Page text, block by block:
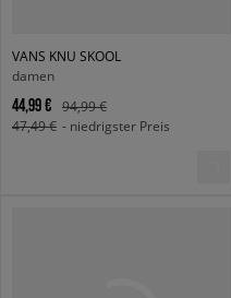
VANS KNU SKOOL
damen
44,99 €
94,99 €
47,49 € - niedrigster Preis